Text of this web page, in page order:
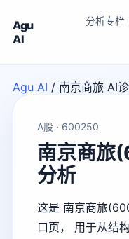
Agu
AI
分析专栏
Agu AI / 南京商旅 AI
A股 · 600250
南京商旅
分析
这是 南京商旅
口页， 用于从结